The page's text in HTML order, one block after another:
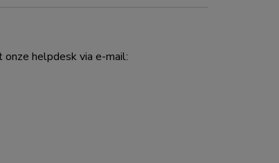
helpdesk via e-mail: